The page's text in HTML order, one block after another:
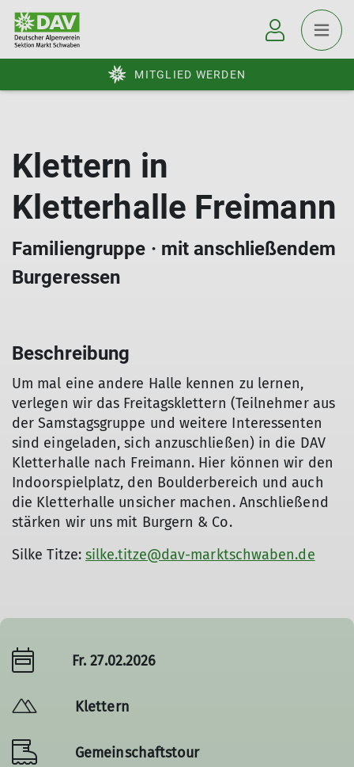
MITGLIED WERDEN
Klettern in
Kletterhalle Freimann
Familiengruppe · mit anschließendem
Burgeressen
Beschreibung
Um mal eine andere Halle kennen zu lernen,
verlegen wir das Freitagsklettern (Teilnehmer aus
der Samstagsgruppe und weitere Interessenten
sind eingeladen, sich anzuschließen) in die DAV
Kletterhalle nach Freimann. Hier können wir den
Indoorspielplatz, den Boulderbereich und auch
die Kletterhalle unsicher machen. Anschließend
stärken wir uns mit Burgern & Co.
Silke Titze:silke.titze@dav-marktschwaben.de
Fr. 27.02.2026
Klettern
Gemeinschaftstour